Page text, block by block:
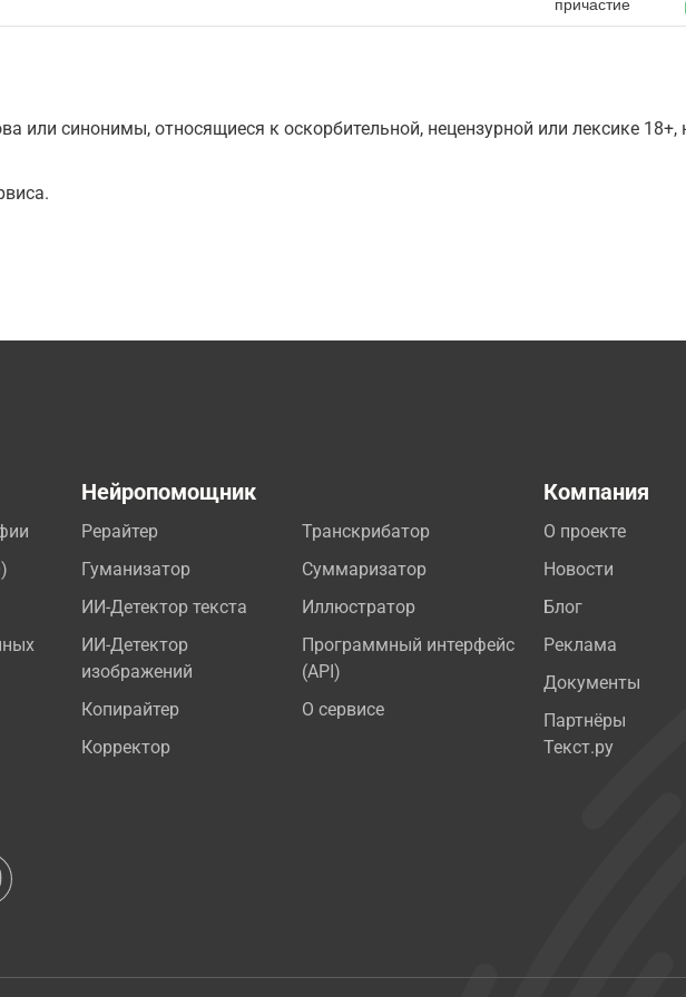
или синонимы, относящиеся к оскорбительной, нецензурной или лексике 18+,
Нейропомощник
Рерайтер
Гуманизатор
ИИ-Детектор текста
ИИ-Детектор
изображений
Копирайтер
Корректор
Транскрибатор
Суммаризатор
Иллюстратор
Программный интерфейс
(API)
О сервисе
Компания
О проекте
Новости
Блог
Реклама
Документы
Партнёры
Текст.ру